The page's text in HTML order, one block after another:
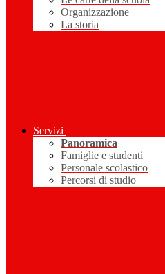
Organizzazione
La storia
Servizi
Panoramica
Famiglie e studenti
Personale scolastico
Percorsi di studio